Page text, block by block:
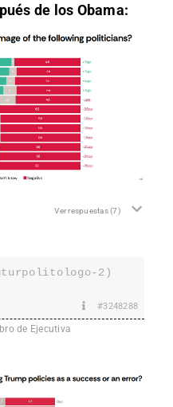
de los Obama:
Ver respuestas(7)
2)
#3248288
de Ejecutiva